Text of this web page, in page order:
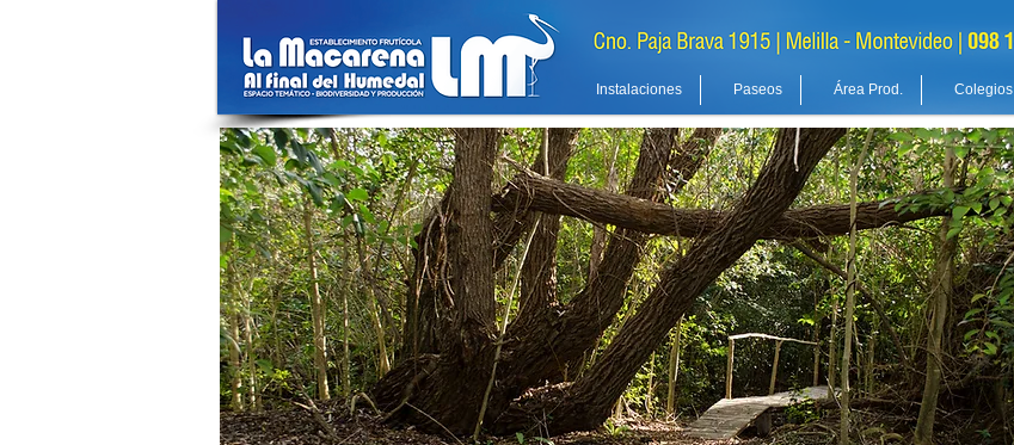
Instalaciones Paseos Área Prod. Colegios